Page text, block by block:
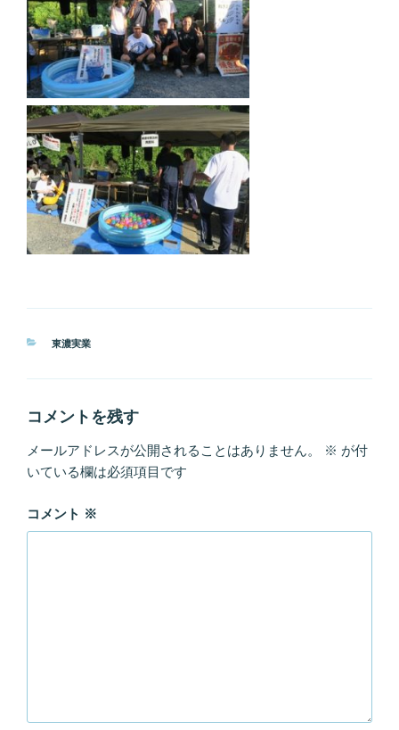
カ
東濃実業
コメントを残す
メールアドレスが公開されることはありません。 ※ が付
いている欄は必須項目です
コメント ※